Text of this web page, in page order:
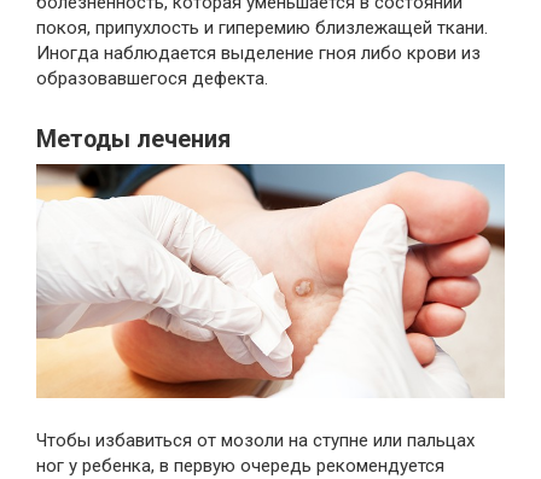
покоя, припухлость и гиперемию близлежащей ткани.
Иногда наблюдается выделение гноя либо крови из
образовавшегося дефекта.
Методы лечения
Чтобы избавиться от мозоли на ступне или пальцах
ног у ребенка, в первую очередь рекомендуется